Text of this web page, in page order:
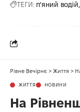
ТЕГИ: п'яний водій
Рівне Вечірнє > Життя > На
ЖИТТЯ НОВИНИ
На